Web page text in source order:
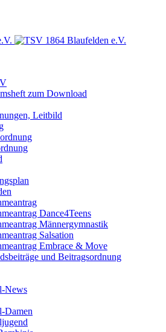
zum Download
Leitbild
Dance4Teens
Männergymnastik
Salsation
Embrace & Move
und Beitragsordnung
News
Damen